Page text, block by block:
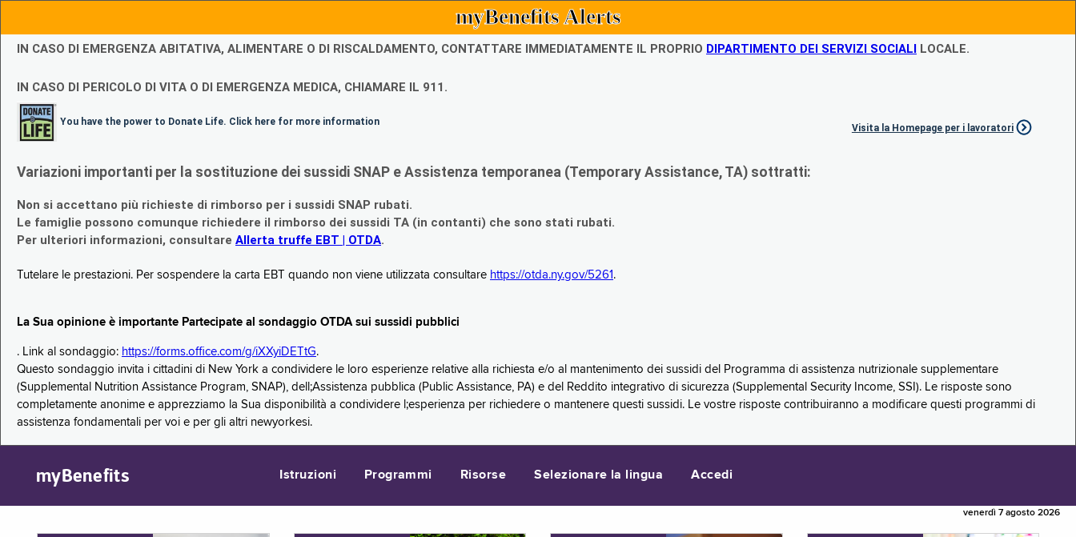
myBenefits Alerts
IN CASO DI EMERGENZA ABITATIVA, ALIMENTARE O DI RISCALDAMENTO, CONTATTARE IMMEDIATAMENTE IL PROPRIO DIPARTIMENTO DEI SERVIZI SOCIALI LOCALE.
IN CASO DI PERICOLO DI VITA O DI EMERGENZA MEDICA, CHIAMARE IL 911.
You have the power to Donate Life. Click here for more information
Visita la Homepage per i lavoratori
Variazioni importanti per la sostituzione dei sussidi SNAP e Assistenza temporanea (Temporary Assistance, TA) sottratti:
Non si accettano più richieste di rimborso per i sussidi SNAP rubati.
Le famiglie possono comunque richiedere il rimborso dei sussidi TA (in contanti) che sono stati rubati.
Per ulteriori informazioni, consultare Allerta truffe EBT | OTDA.
Tutelare le prestazioni. Per sospendere la carta EBT quando non viene utilizzata consultare https://otda.ny.gov/5261 .
La Sua opinione è importante Partecipate al sondaggio OTDA sui sussidi pubblici
. Link al sondaggio: https://forms.office.com/g/iXXyiDETtG.
Questo sondaggio invita i cittadini di New York a condividere le loro esperienze relative alla richiesta e/o al mantenimento dei sussidi del Programma di assistenza nutrizionale supplementare
(Supplemental Nutrition Assistance Program, SNAP), dell;Assistenza pubblica (Public Assistance, PA) e del Reddito integrativo di sicurezza (Supplemental Security Income, SSI). Le risposte sono
completamente anonime e apprezziamo la Sua disponibilità a condividere l;esperienza per richiedere o mantenere questi sussidi. Le vostre risposte contribuiranno a modificare questi programmi di
assistenza fondamentali per voi e per gli altri newyorkesi.
myBenefits Istruzioni Programmi Risorse Selezionare la lingua Accedi
venerdì 7 agosto 2026